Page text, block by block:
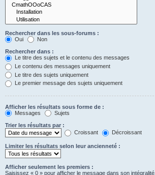
Rechercher dans les sous-forums :
Oui
Non
Rechercher dans :
Le titre des sujets et le contenu des messages
Le contenu des messages uniquement
Le titre des sujets uniquement
Le premier message des sujets uniquement
Afficher les résultats sous forme de :
Messages
Sujets
Trier les résultats par :
Croissant
Décroissant
Limiter les résultats selon leur ancienneté :
Afficher seulement les premiers :
Saisissez « 0 » pour afficher le message dans son intégralité.